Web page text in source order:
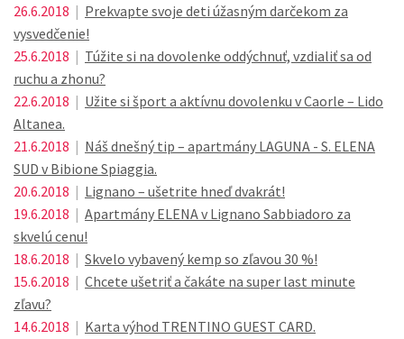
26.6.2018 | Prekvapte svoje deti úžasným darčekom za
vysvedčenie!
25.6.2018 | Túžite si na dovolenke oddýchnuť, vzdialiť sa od
ruchu a zhonu?
22.6.2018 | Užite si šport a aktívnu dovolenku v Caorle – Lido
Altanea.
21.6.2018 | Náš dnešný tip – apartmány LAGUNA - S. ELENA
SUD v Bibione Spiaggia.
20.6.2018 | Lignano – ušetrite hneď dvakrát!
19.6.2018 | Apartmány ELENA v Lignano Sabbiadoro za
skvelú cenu!
18.6.2018 | Skvelo vybavený kemp so zľavou 30 %!
15.6.2018 | Chcete ušetriť a čakáte na super last minute
zľavu?
14.6.2018 | Karta výhod TRENTINO GUEST CARD.